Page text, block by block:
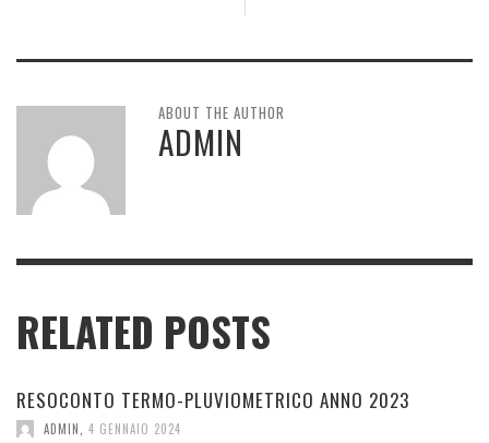
ABOUT THE AUTHOR
ADMIN
RELATED POSTS
RESOCONTO TERMO-PLUVIOMETRICO ANNO 2023
ADMIN 4 GENNAIO 2024